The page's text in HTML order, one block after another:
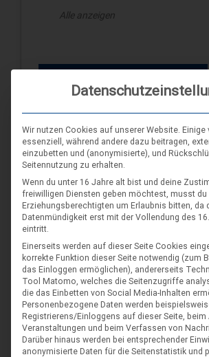
Alle anzeigen
SCHLAGWORT-SUCHE
Wir nutzen Cookies auf unserer Website. Einige
essenziell, während andere dazu beitragen,
einzubetten und (anonymisierte), und
Seitennutzung zu erhalten.
Wenn du unter 16 Jahre alt bist und deine
freiwilligen Diensten geben möchtest, musst du
Erziehungsberechtigten um Erlaubnis bitten, da
Datenmündigkeit erst mit der Vollendung des
eintritt.
Einerseits werden auf dieser Seite Cookies
korrekte Funktion dieser Seite notwendig (zum
das Einloggen ermöglichen), andererseits
Tool Matomo, welches die Seitenzugriffe
die das Einbetten von Social Media-Inhalten
Personenbezogene Daten werden
Registrierens/Einloggens auf dieser Seite, beim
Veranstaltungen und beim Verfassen von
Darüber hinaus werden bei entsprechender
anonymisierte Daten für die Seitenstatistik und